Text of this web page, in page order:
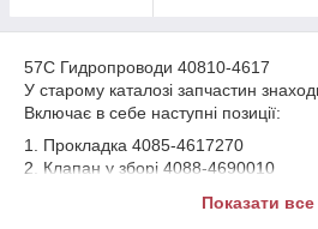
57С Гидропроводи 40810-4617
У старому каталозі запчастин
Включає в себе наступні позиції:
1. Прокладка 4085-4617270
2. Клапан у зборі 4088-4690010
4. Рукав 4085-4617120
Показати все